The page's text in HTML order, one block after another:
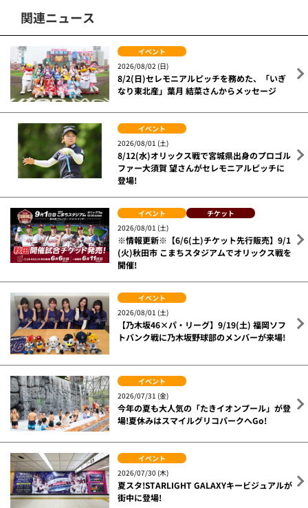
関連ニュース
イベント
2026/08/02 (日)
8/2(日)セレモニアルピッチを務めた、「いぎ
なり東北産」葉月 結菜さんからメッセージ
イベント
2026/08/01 (土)
8/12(水)オリックス戦で宮城県出身のプロゴル
ファー大須賀 望さんがセレモニアルピッチに
登場!
イベント
チケット
2026/08/01 (土)
※情報更新※【6/6(土)チケット先行販売】9/1
(火)秋田市 こまちスタジアムでオリックス戦を
開催!
イベント
2026/08/01 (土)
【乃木坂46×パ・リーグ】9/19(土) 福岡ソフ
トバンク戦に乃木坂野球部のメンバーが来場!
イベント
2026/07/31 (金)
今年の夏も大人気の「たきイオンプール」が登
場!夏休みはスマイルグリコパークへGo!
イベント
2026/07/30 (木)
夏スタ!STARLIGHT GALAXYキービジュアルが
街中に登場!